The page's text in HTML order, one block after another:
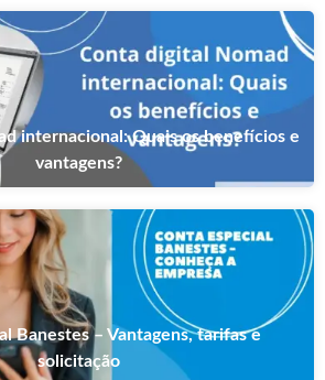
internacional: Quais os benefícios e
vantagens?
Banestes – Vantagens, tarifas e
solicitação